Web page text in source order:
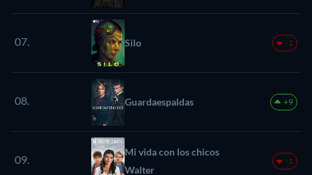
07. Silo -1
08. Guardaespaldas +9
09.
Mi vida con los chicos
Walter
-1